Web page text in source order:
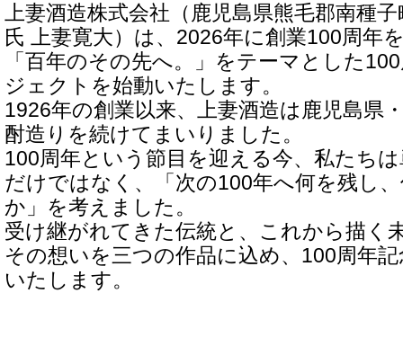
上妻酒造株式会社（鹿児島県熊毛郡南種
氏 上妻寛大）は、2026年に創業100周年
「百年のその先へ。」をテーマとした
ジェクトを始動いたします。
1926年の創業以来、上妻酒造は鹿児島県
酎造りを続けてまいりました。
100周年という節目を迎える今、私たち
だけではなく、「次の100年へ何を残し
か」を考えました。
受け継がれてきた伝統と、これから描く
その想いを三つの作品に込め、100周年
いたします。